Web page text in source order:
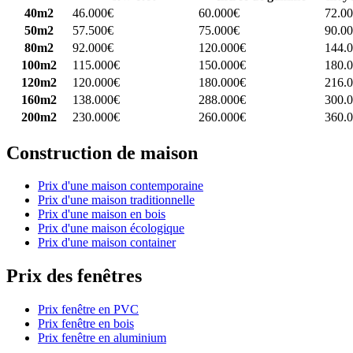
40m2
46.000€ 60.000€
50m2
57.500€ 75.000€
80m2
92.000€ 120.000€
100m2
115.000€ 150.000€
120m2
120.000€ 180.000€
160m2
138.000€ 288.000€
200m2
230.000€ 260.000€
Construction de maison
Prix d'une maison contemporaine
Prix d'une maison traditionnelle
Prix d'une maison en bois
Prix d'une maison écologique
Prix d'une maison container
Prix des fenêtres
Prix fenêtre en PVC
Prix fenêtre en bois
Prix fenêtre en aluminium